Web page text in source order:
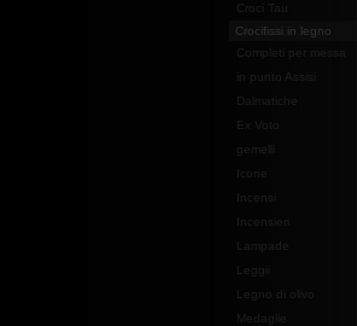
Croci Tau
Crocifissi in legno
Completi per messa
in punto Assisi
Dalmatiche
Ex Voto
gemelli
Leggii
Legno di olivo
Medaglie